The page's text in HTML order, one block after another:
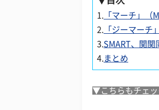
1.
「マーチ」（
2.
「ジーマーチ
3. SMART、関
4. まとめ
▼こちらもチェッ